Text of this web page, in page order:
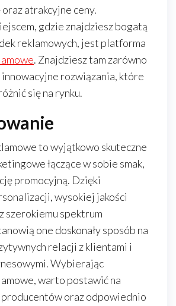
atrakcyjne ceny.
gdzie znajdziesz bogatą
reklamowych, jest platforma
. Znajdziesz tam zarówno
innowacyjne rozwiązania, które
się na rynku.
to wyjątkowo skuteczne
łączące w sobie smak,
promocyjną. Dzięki
wysokiej jakości
szerokiemu spektrum
one doskonały sposób na
relacji z klientami i
Wybierając
warto postawić na
oraz odpowiednio